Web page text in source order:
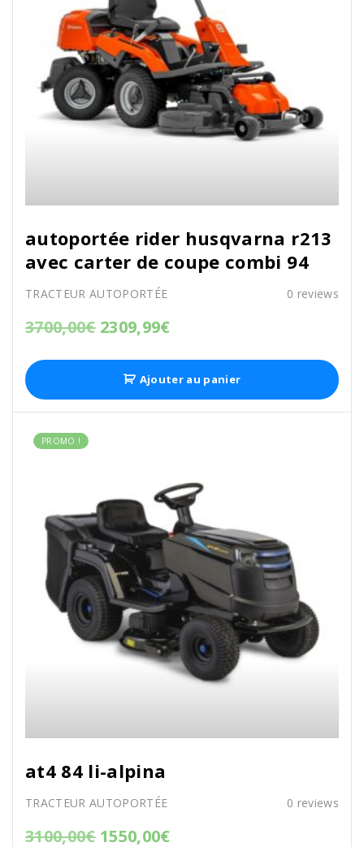
autoportée rider husqvarna r213
avec carter de coupe combi 94
TRACTEUR AUTOPORTÉE 0 reviews
3700,00€ 2309,99€
Ajouter au panier
PROMO !
at4 84 li-alpina
TRACTEUR AUTOPORTÉE 0 reviews
3100,00€ 1550,00€